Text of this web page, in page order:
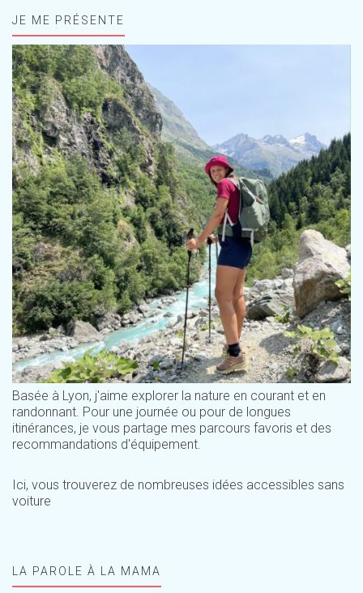
JE ME PRÉSENTE
Basée à Lyon, j'aime explorer la nature en courant et en
randonnant. Pour une journée ou pour de longues
itinérances, je vous partage mes parcours favoris et des
recommandations d'équipement.
Ici, vous trouverez de nombreuses idées accessibles sans
voiture
LA PAROLE À LA MAMA